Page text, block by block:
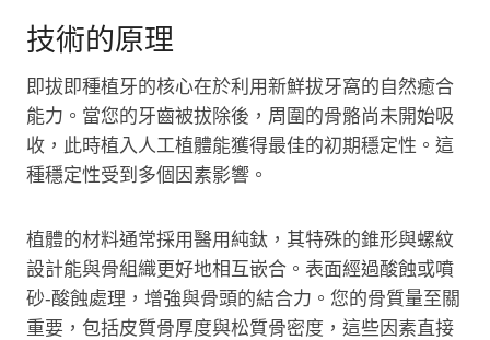
技術的原理
即拔即種植牙的核心在於利用新鮮拔牙窩的自然癒合
能力。當您的牙齒被拔除後，周圍的骨骼尚未開始吸
收，此時植入人工植體能獲得最佳的初期穩定性。這
種穩定性受到多個因素影響。
植體的材料通常採用醫用純鈦，其特殊的錐形與螺紋
設計能與骨組織更好地相互嵌合。表面經過酸蝕或噴
砂-酸蝕處理，增強與骨頭的結合力。您的骨質量至關
重要，包括皮質骨厚度與松質骨密度，這些因素直接